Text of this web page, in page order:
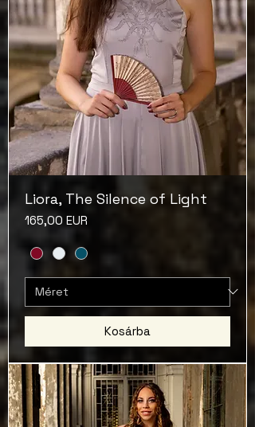
Liora, The Silence of Light
Ár
165,00 EUR
Kosárba